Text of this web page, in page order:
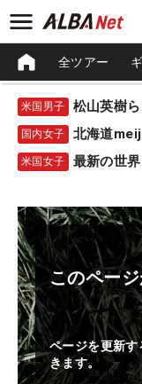
全ツアー
米国男子
国内女子 北海道
米国女子 最新の世
このペー
ページを更新
きます。